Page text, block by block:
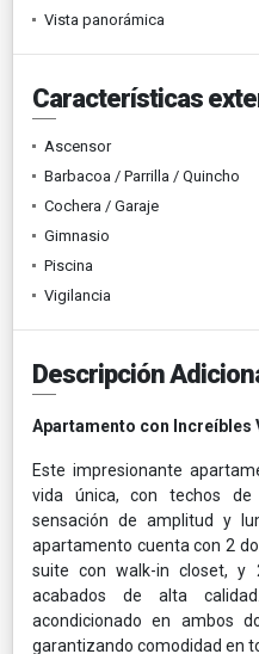
Vista panorámica
Características
Ascensor
Barbacoa / Parrilla / Quincho
Cochera / Garaje
Gimnasio
Piscina
Vigilancia
Descripción
Apartamento con Increíbles
Este impresionante
vida única, con techos
sensación de amplitud y
apartamento cuenta con 2
suite con walk-in closet, y
acabados de alta
acondicionado en ambos
garantizando comodidad en